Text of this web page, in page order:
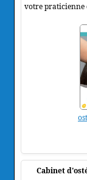
votre praticienne
Cabinet